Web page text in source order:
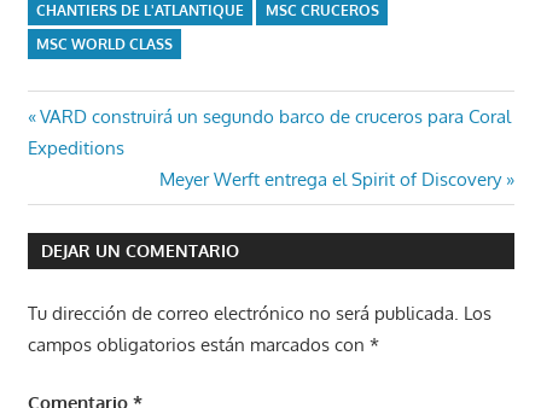
CHANTIERS DE L'ATLANTIQUE
MSC CRUCEROS
MSC WORLD CLASS
Navegación
de
entradas
Entrada
anterior:
VARD construirá un segundo barco de cruceros para Coral
Expeditions
Entrada
siguiente:
Meyer Werft entrega el Spirit of Discovery
DEJAR UN COMENTARIO
Tu dirección de correo electrónico no será publicada. Los
campos obligatorios están marcados con *
Comentario *